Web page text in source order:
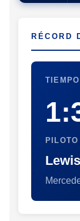
RÉCORD
PILOTO